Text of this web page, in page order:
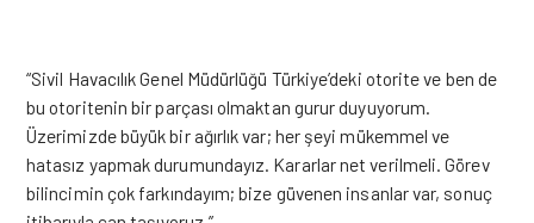
“Sivil Havacılık Genel Müdürlüğü Türkiye’deki otorite ve ben de
bu otoritenin bir parçası olmaktan gurur duyuyorum.
Üzerimizde büyük bir ağırlık var; her şeyi mükemmel ve
hatasız yapmak durumundayız. Kararlar net verilmeli. Görev
bilincimin çok farkındayım; bize güvenen insanlar var, sonuç